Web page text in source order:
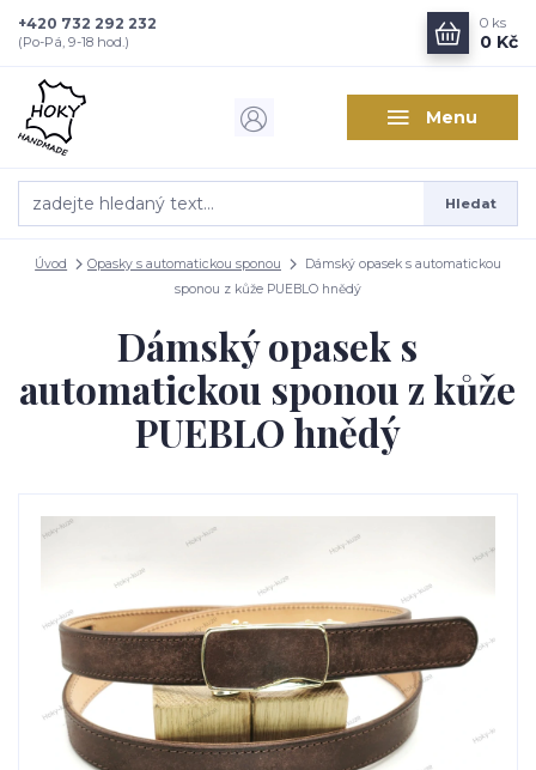
Menu
Hledat
+420 732 292 232
(Po-Pá, 9-18 hod.)
0 ks
0 Kč
Úvod Opasky s automatickou sponou
Dámský opasek s automatickou
sponou z kůže PUEBLO hnědý
Dámský opasek s
automatickou sponou z kůže
PUEBLO hnědý